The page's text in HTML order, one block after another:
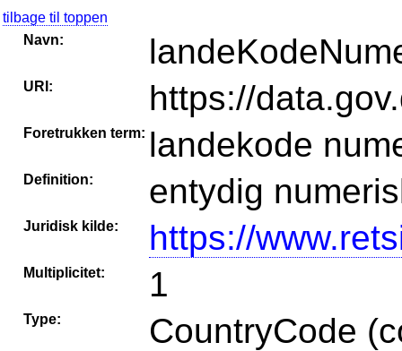
tilbage til toppen
Navn:
URI: https://
Foretrukken term: landekode
Definition: entydig
Juridisk kilde: https://
Multiplicitet: 1
Type: CountryCode